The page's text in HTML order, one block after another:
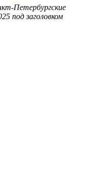
Петербургские
под заголовком